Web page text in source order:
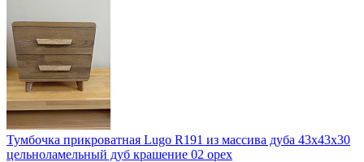
Тумбочка прикроватная Lugo R191 из массива дуба 43х43х30
цельноламельный дуб крашение 02 орех